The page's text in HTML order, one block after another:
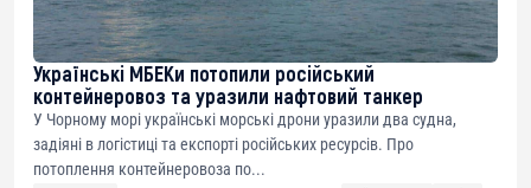
Українські МБЕКи потопили російський
контейнеровоз та уразили нафтовий танкер
У Чорному морі українські морські дрони уразили два судна,
задіяні в логістиці та експорті російських ресурсів. Про
потоплення контейнеровоза по...